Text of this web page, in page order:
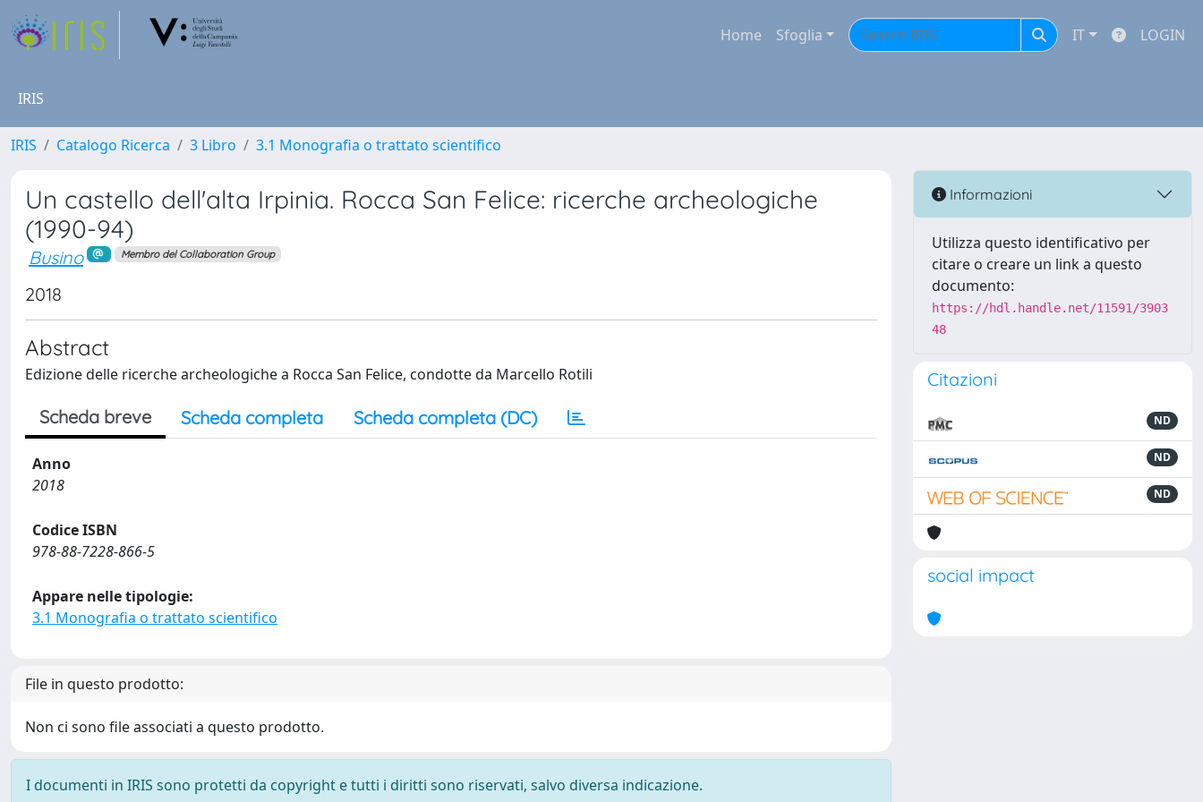
Home Sfoglia IT LOGIN
IRIS
IRIS Catalogo Ricerca 3 Libro 3.1 Monografia o trattato scientifico
Un castello dell'alta Irpinia. Rocca San Felice: ricerche archeologiche
(1990-94)
Busino Membro del Collaboration Group
2018
Abstract
Edizione delle ricerche archeologiche a Rocca San Felice, condotte da Marcello Rotili
Scheda breve Scheda completa Scheda completa (DC)
Anno
2018
Codice ISBN
978-88-7228-866-5
Appare nelle tipologie:
3.1 Monografia o trattato scientifico
File in questo prodotto:
Non ci sono file associati a questo prodotto.
I documenti in IRIS sono protetti da copyright e tutti i diritti sono riservati, salvo diversa indicazione.
Informazioni
Utilizza questo identificativo per
citare o creare un link a questo
documento:
https://hdl.handle.net/11591/3903
48
Citazioni
ND
ND
ND
social impact